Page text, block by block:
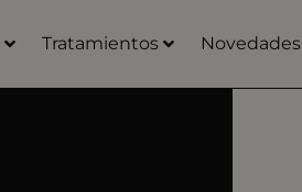
Tratamientos Novedades